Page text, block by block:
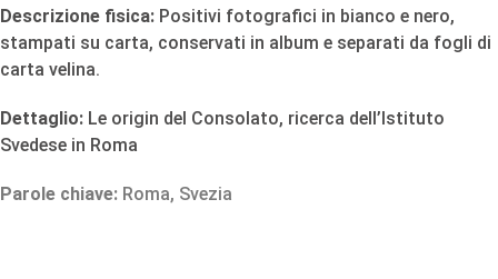
Descrizione fisica: Positivi fotografici in bianco e nero,
stampati su carta, conservati in album e separati da fogli di
carta velina.
Dettaglio: Le origin del Consolato, ricerca dell’Istituto
Svedese in Roma
Parole chiave: Roma, Svezia